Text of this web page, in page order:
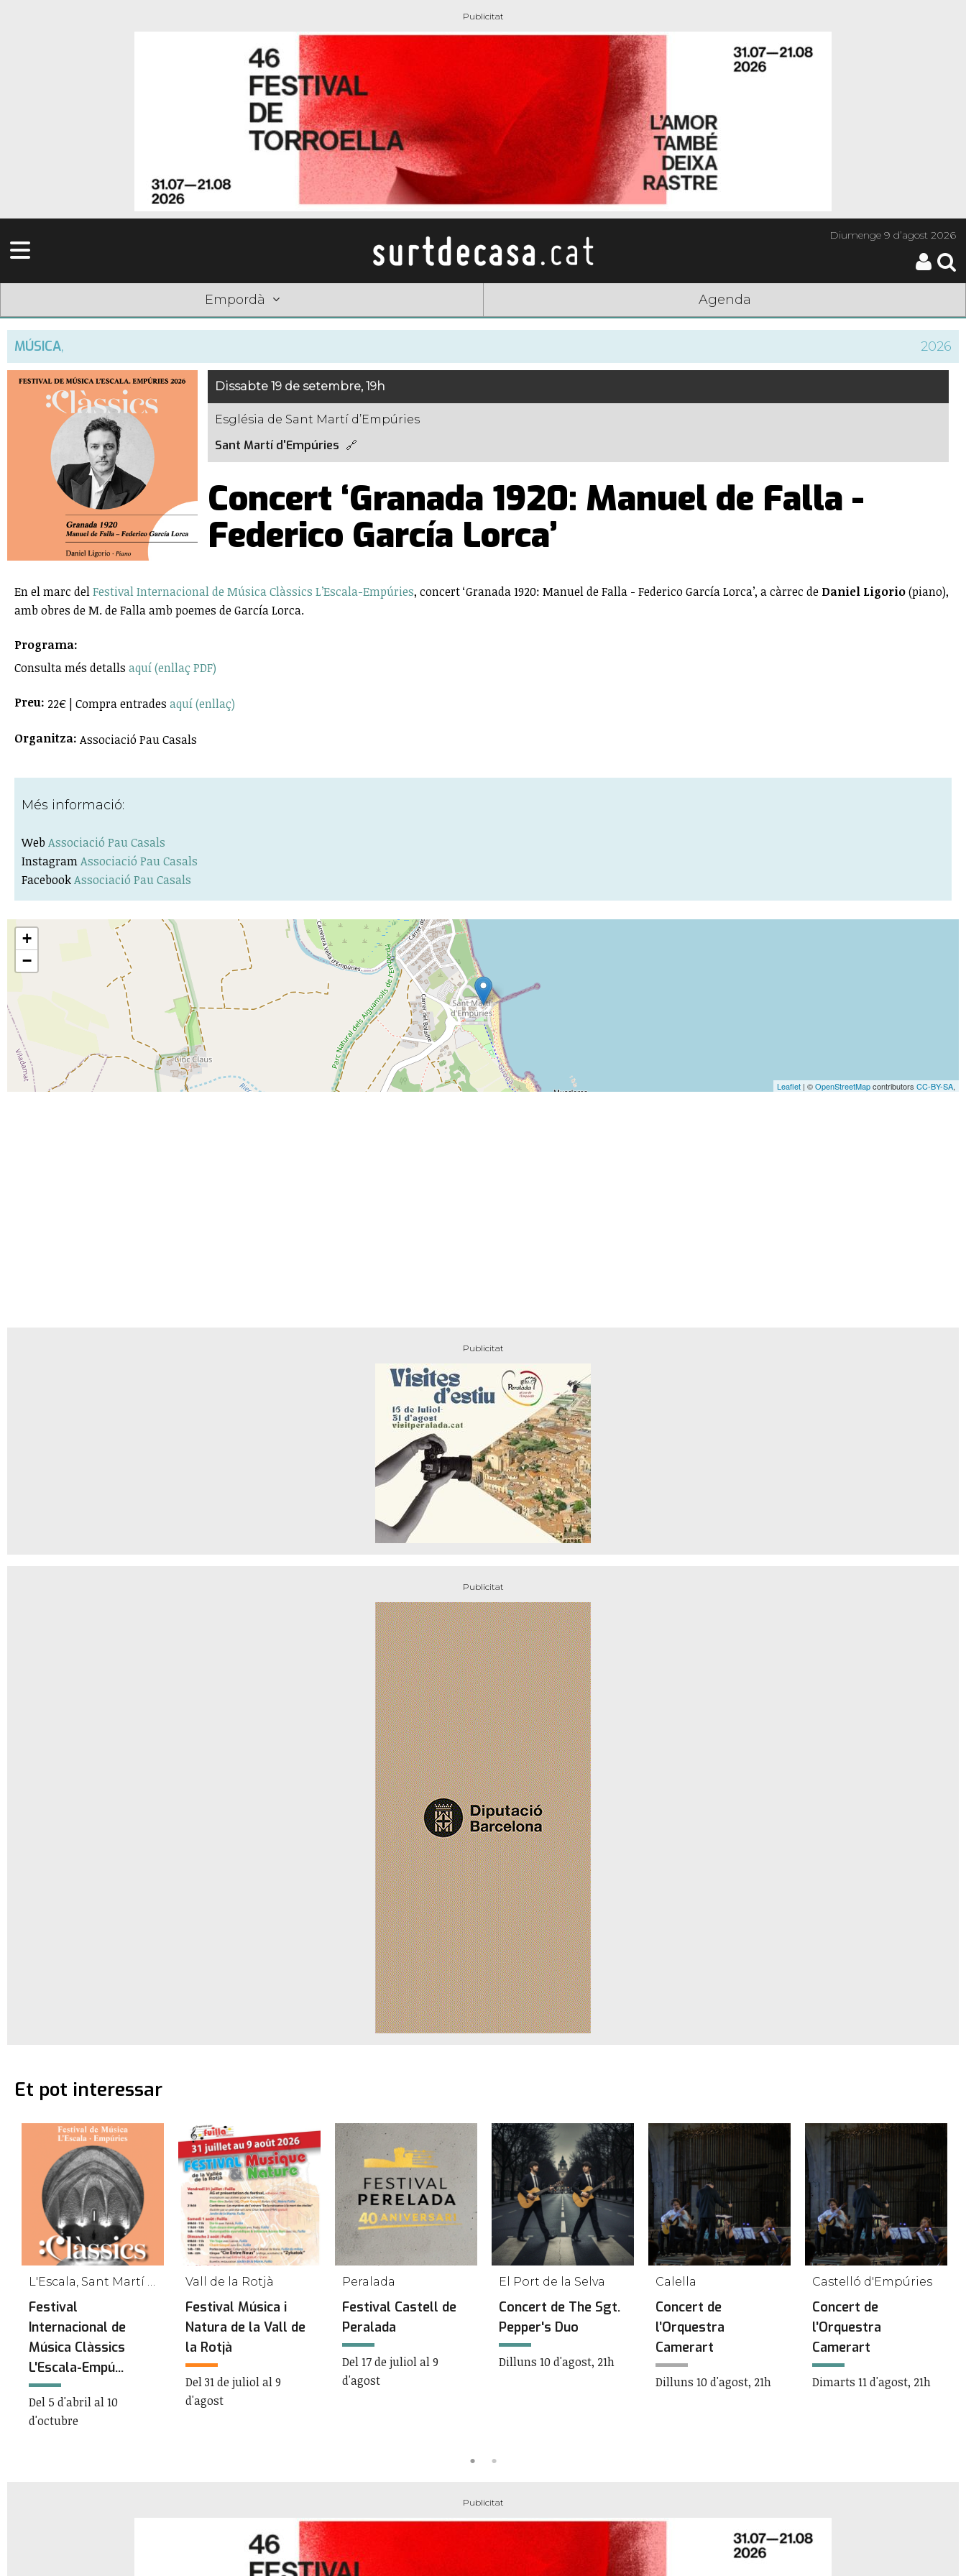
Diumenge9 d’agost 2026
Empordà Agenda
MÚSICA, 2026
Dissabte 19 de setembre, 19h
Església de Sant Martí d’Empúries
Sant Martí d'Empúries
Concert ‘Granada 1920: Manuel de Falla -
Federico García Lorca’
En el marc delFestival Internacional de Música Clàssics L’Escala-Empúries, concert ‘Granada 1920: Manuel de Falla - Federico García Lorca’, a càrrec de Daniel Ligorio(piano),
amb obres de M. de Falla amb poemes de García Lorca.
Programa:
Consulta més detalls aquí (enllaç PDF)
Preu: 22€ | Compra entrades aquí (enllaç)
Organitza: Associació Pau Casals
Més informació:
Web Associació Pau Casals
InstagramAssociació Pau Casals
FacebookAssociació Pau Casals
+
−
Leaflet | ©OpenStreetMapcontributors CC-BY-SA,
Et pot interessar
Festival
Internacional de
Música Clàssics
L'Escala-Empú...
Del 5 d'abril al 10
d'octubre
Vall de la Rotjà
Festival Música i
Natura de la Vall de
la Rotjà
Del 31 de juliol al 9
d'agost
Peralada
Festival Castell de
Peralada
Del 17 de juliol al 9
d'agost
El Port de la Selva
Concert de The Sgt.
Pepper's Duo
Dilluns 10 d'agost, 21h
Calella
Concert de
l’Orquestra
Camerart
Dilluns 10 d'agost, 21h
Castelló d'Empúries
Concert de
l’Orquestra
Camerart
Dimarts 11 d'agost, 21h